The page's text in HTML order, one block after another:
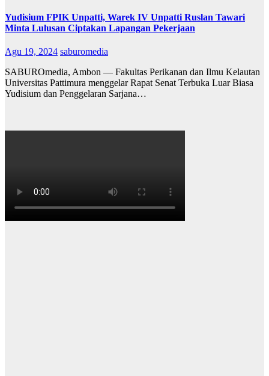
Yudisium FPIK Unpatti, Warek IV Unpatti Ruslan Tawari
Minta Lulusan Ciptakan Lapangan Pekerjaan
Agu 19, 2024 saburomedia
SABUROmedia, Ambon — Fakultas Perikanan dan Ilmu Kelautan
Universitas Pattimura menggelar Rapat Senat Terbuka Luar Biasa
Yudisium dan Penggelaran Sarjana…